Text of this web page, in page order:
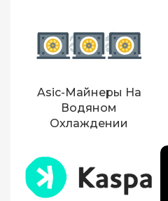
Asic-Майнеры На
Водяном
Охлаждении